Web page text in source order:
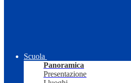
Scuola
Panoramica
Presentazione